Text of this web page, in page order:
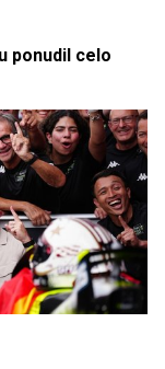
ponudil celo